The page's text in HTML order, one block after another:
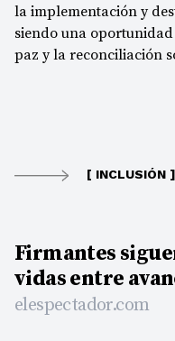
la implementación y
siendo una
paz y la reconciliación
[ INCLUSIÓN ]
Firmantes
vidas entre
elespectador.com